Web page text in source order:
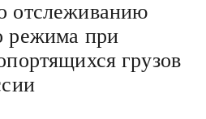
отслеживанию
режима при
грузов